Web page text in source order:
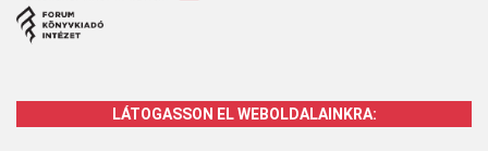
LÁTOGASSON EL WEBOLDALAINKRA: